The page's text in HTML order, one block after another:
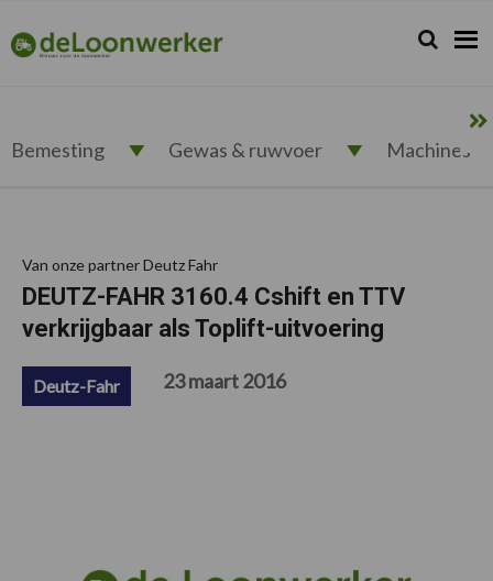
de
hoofdnavigatie
de
hoofd
de
eerste
de
voettekst
deloonwerker.nl Zoeken...
Zoek
Bemesting Gewas & ruwvoer Machines
Van onze partner Deutz Fahr
DEUTZ-FAHR 3160.4 Cshift en TTV
verkrijgbaar als Toplift-uitvoering
Deutz-Fahr 23 maart 2016